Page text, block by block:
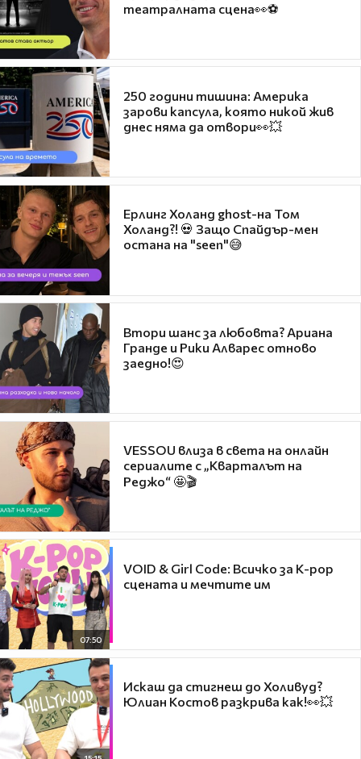
театралната сцена👀⚽
250 години тишина: Америка
зарови капсула, която никой жив
днес няма да отвори👀💥
Ерлинг Холанд ghost-на Том
Холанд?! 💀 Защо Спайдър-мен
остана на "seen"😅
Втори шанс за любовта? Ариана
Гранде и Рики Алварес отново
заедно!😍
VESSOU влиза в света на онлайн
сериалите с „Кварталът на
Реджо“ 🤩🎬
07:50
VOID & Girl Code: Всичко за K-pop
сцената и мечтите им
Искаш да стигнеш до Холивуд?
Юлиан Костов разкрива как!👀💥